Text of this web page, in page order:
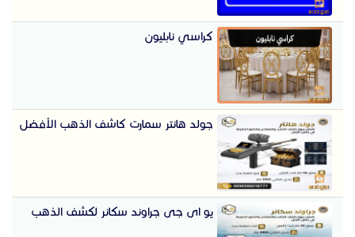
كراسي نابليون
جولد هانتر سمارت كاشف الذهب الأفضل
يو اى جى جراوند سكانر لكشف الذهب